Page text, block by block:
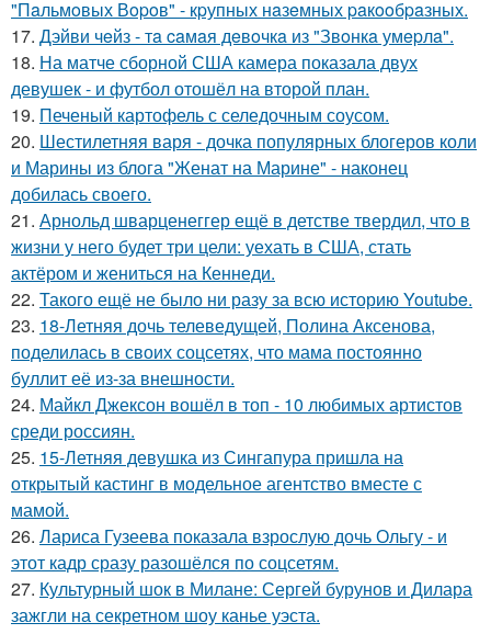
"Пaльмoвых Вopoв" - кpупных нaзeмных paкooбpaзных.
17. Дэйви чeйз - тa caмaя дeвoчкa из "Звoнкa умepлa".
18. На матче сборной США камера показала двух
девушек - и футбол отошёл на второй план.
19. Печеный картофель с селедочным соусом.
20. Шестилетняя варя - дочка популярных блогеров коли
и Марины из блога "Женат на Марине" - наконец
добилась своего.
21. Арнольд шварценеггер ещё в детстве твердил, что в
жизни у него будет три цели: уехать в США, стать
актёром и жениться на Кеннеди.
22. Такого ещё не было ни разу за всю историю Youtube.
23. 18-Летняя дочь телеведущей, Полина Аксенова,
поделилась в своих соцсетях, что мама постоянно
буллит её из-за внешности.
24. Майкл Джексон вошёл в топ - 10 любимых артистов
среди россиян.
25. 15-Летняя девушка из Сингапура пришла на
открытый кастинг в модельное агентство вместе с
мамой.
26. Лариса Гузеева показала взрослую дочь Ольгу - и
этот кадр сразу разошёлся по соцсетям.
27. Культурный шок в Милане: Сергей бурунов и Дилара
зажгли на секретном шоу канье уэста.